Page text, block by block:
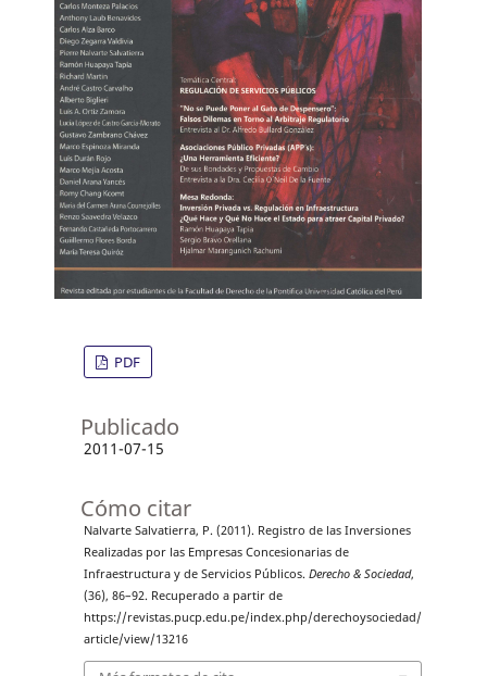
PDF
Publicado
2011-07-15
Cómo citar
Nalvarte Salvatierra, P. (2011). Registro de las Inversiones
Realizadas por las Empresas Concesionarias de
Infraestructura y de Servicios Públicos. Derecho & Sociedad,
(36), 86–92. Recuperado a partir de
https://revistas.pucp.edu.pe/index.php/derechoysociedad/
article/view/13216